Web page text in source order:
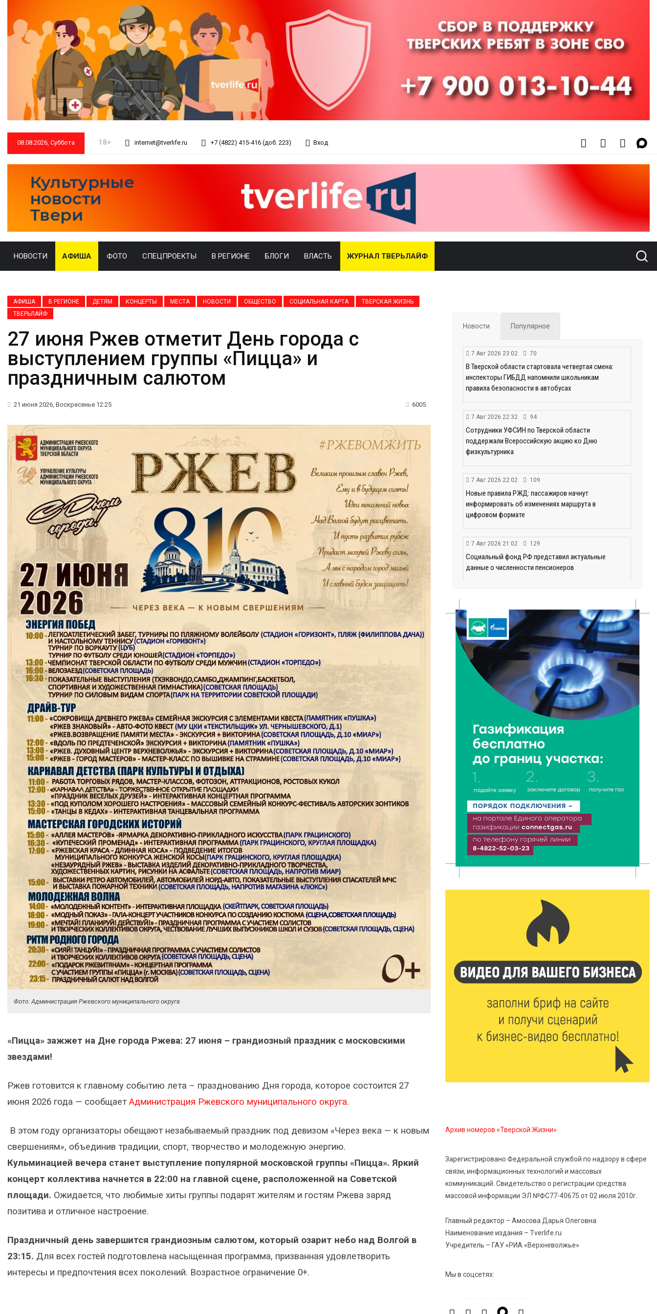
08.08.2026, Суббота 18+ internet@tverlife.ru +7 (4822) 415-416 (доб. 223) Вход
НОВОСТИ АФИША ФОТО СПЕЦПРОЕКТЫ В РЕГИОНЕ БЛОГИ ВЛАСТЬ ЖУРНАЛ ТВЕРЬЛАЙФ
АФИША В РЕГИОНЕ ДЕТЯМ КОНЦЕРТЫ МЕСТА НОВОСТИ ОБЩЕСТВО СОЦИАЛЬНАЯ КАРТА
ТВЕРСКАЯ ЖИЗНЬ
ТВЕРЬЛАЙФ
27 июня Ржев отметит День города с
выступлением группы «Пицца» и
праздничным салютом
21 июня 2026, Воскресенье 12:25 6005
Фото: Администрация Ржевского муниципального округа
«Пицца» зажжет на Дне города Ржева: 27 июня – грандиозный праздник с московскими
звездами!
Ржев готовится к главному событию лета – празднованию Дня города, которое состоится 27
июня 2026 года — сообщает Администрация Ржевского муниципального округа.
В этом году организаторы обещают незабываемый праздник под девизом «Через века — к новым
свершениям», объединив традиции, спорт, творчество и молодежную энергию.
Кульминацией вечера станет выступление популярной московской группы «Пицца». Яркий
концерт коллектива начнется в 22:00 на главной сцене, расположенной на Советской
площади. Ожидается, что любимые хиты группы подарят жителям и гостям Ржева заряд
позитива и отличное настроение.
Праздничный день завершится грандиозным салютом, который озарит небо над Волгой в
23:15. Для всех гостей подготовлена насыщенная программа, призванная удовлетворить
интересы и предпочтения всех поколений. Возрастное ограничение 0+.
Новости Популярное
7 Авг 2026 23:02 70
В Тверской области стартовала четвертая смена:
инспекторы ГИБДД напомнили школьникам
правила безопасности в автобусах
7 Авг 2026 22:32 94
Сотрудники УФСИН по Тверской области
поддержали Всероссийскую акцию ко Дню
физкультурника
7 Авг 2026 22:02 109
Новые правила РЖД: пассажиров начнут
информировать об изменениях маршрута в
цифровом формате
7 Авг 2026 21:02 129
Социальный фонд РФ представил актуальные
данные о численности пенсионеров
Как питаться, чтобы мозг работал лучше:
рекомендации фитнес ‑ специалиста Александра
Семина
7 Авг 2026 19:02 170
Ботанические лаборатории в школах: Тверская
область запускает масштабный экопроект
381
В Ржеве чествовали работников строительной
отрасли
7 Авг 2026 18:10 101
Зарядка со стражем порядка объединила детей в
«Чайке»
7 Авг 2026 18:02 291
В Нило-Столобенской пустыни началась
реставрация фасада исторической
Крестовоздвиженской церкви
194
Названы первые победители программы «Земский
7 Авг 2026 16:32 329
Без прав и лицензий: итоги проверки таксистов в
7 Авг 2026 16:02 304
Жителям Тверской области напомнили об
опасности домашних заготовок
7 Авг 2026 15:32 176
изменила библиотечную жизнь Верхневолжья
7 Авг 2026 15:30 151
трансформаторных подстанций и более 146 км ЛЭП
7 Авг 2026 15:10
Архив номеров «Тверской Жизни»
Зарегистрировано Федеральной службой по надзору в сфере
связи, информационных технологий и массовых
коммуникаций. Свидетельство о регистрации средства
массовой информации ЭЛ №ФС77-40675 от 02 июля 2010г.
Главный редактор – Амосова Дарья Олеговна
Наименование издания – Tverlife.ru
Учредитель – ГАУ «РИА «Верхневолжье»
Мы в соцсетях: